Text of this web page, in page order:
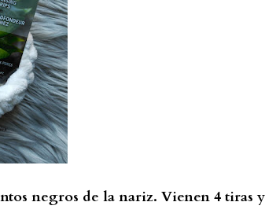
negros de la nariz. Vienen 4 tiras y